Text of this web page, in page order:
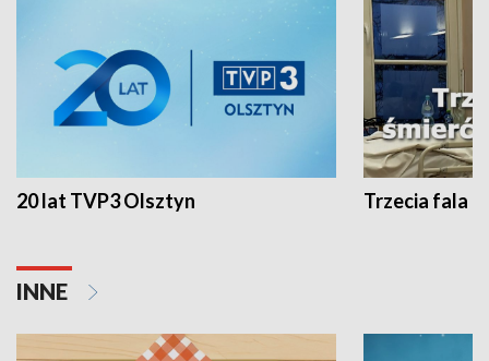
20 lat TVP3 Olsztyn Trzecia fala -
INNE